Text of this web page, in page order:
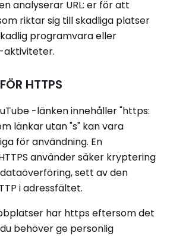
analyserar URL: er för att
riktar sig till skadliga platser
programvara eller
aktiviteter.
HTTPS
-länken innehåller "https:
länkar utan "s" kan vara
för användning. En
använder säker kryptering
sett av den
i adressfältet.
har https eftersom det
behöver ge personlig